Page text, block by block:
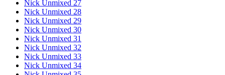
Nick Unmixed 27
Nick Unmixed 28
Nick Unmixed 29
Nick Unmixed 30
Nick Unmixed 31
Nick Unmixed 32
Nick Unmixed 33
Nick Unmixed 34